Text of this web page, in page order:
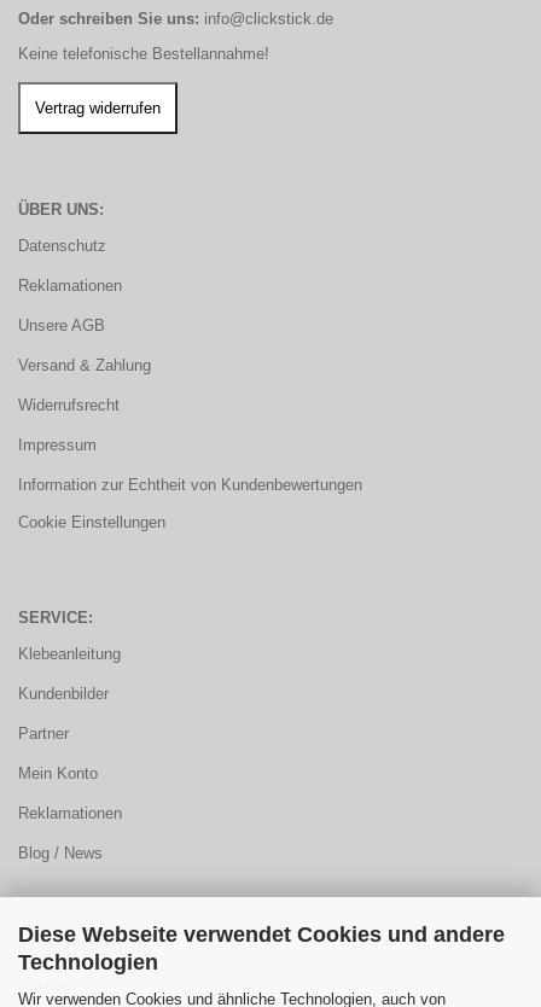
Diese Webseite verwendet Cookies und andere
Technologien
Wir verwenden Cookies und ähnliche Technologien, auch von
Oder schreiben Sie uns: info@clickstick.de
Keine telefonische Bestellannahme!
ÜBER UNS:
Datenschutz
Reklamationen
Unsere AGB
Versand & Zahlung
Widerrufsrecht
Impressum
Information zur Echtheit von Kundenbewertungen
Cookie Einstellungen
SERVICE:
Klebeanleitung
Kundenbilder
Partner
Mein Konto
Reklamationen
Blog / News